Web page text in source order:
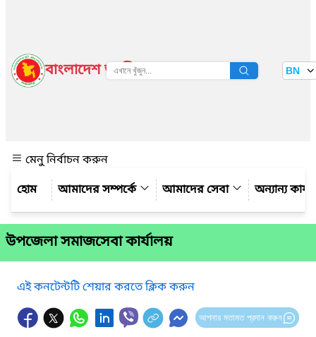
বাংলাদেশ জাতীয় তথ্য বাতায়ন BN
মেনু নির্বাচন করুন
আমাদের সম্পর্কে
আমাদের সেবা অন্যান্য
উপজেলা সমাজসেবা কার্যালয়
এই কনটেন্টটি শেয়ার করতে ক্লিক করুন
আপনার মতামত প্রদান করুন